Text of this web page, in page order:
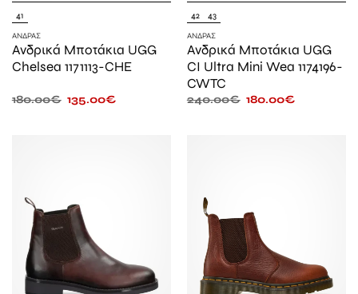
41
ΆΝΔΡΑΣ
Ανδρικά Μποτάκια UGG
Chelsea 1171113-CHE
180.00€ 135.00€
42 43
ΆΝΔΡΑΣ
Ανδρικά Μποτάκια UGG
CI Ultra Mini Wea 1174196-
CWTC
240.00€ 180.00€